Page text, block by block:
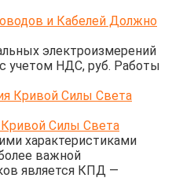
и Кабелей Должно
электроизмерений
учетом НДС, руб. Работы
Силы Света
характеристиками
важной
является КПД —